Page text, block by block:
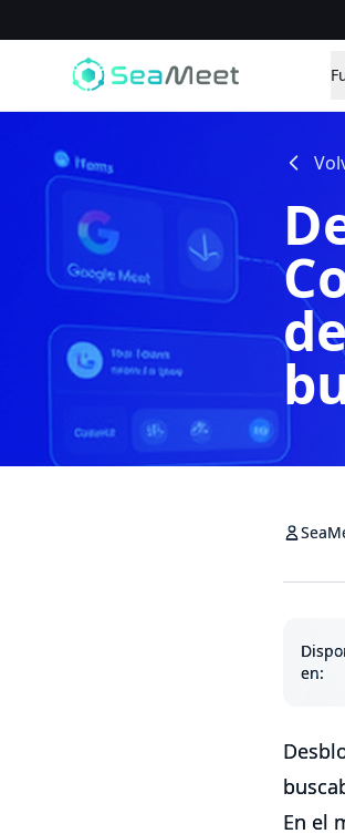
en:
En el